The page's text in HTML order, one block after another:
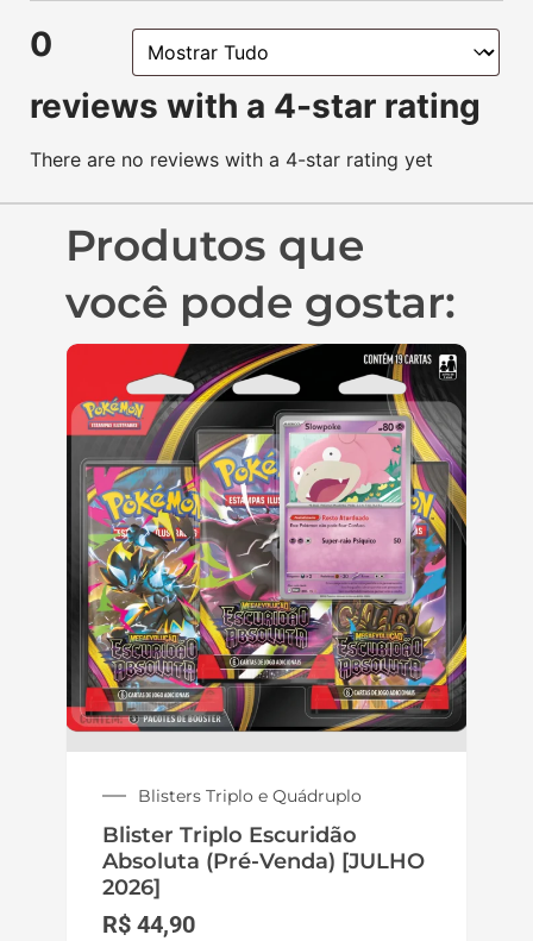
0
reviews with a 4-star rating
There are no reviews with a 4-star rating yet
Produtos que
você pode gostar:
Blisters Triplo e Quádruplo
Blister Triplo Escuridão
Absoluta (Pré-Venda) [JULHO
2026]
R$ 44,90